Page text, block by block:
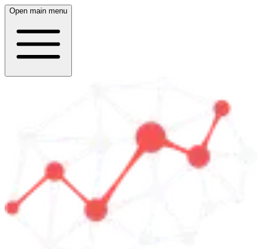
Open main menu